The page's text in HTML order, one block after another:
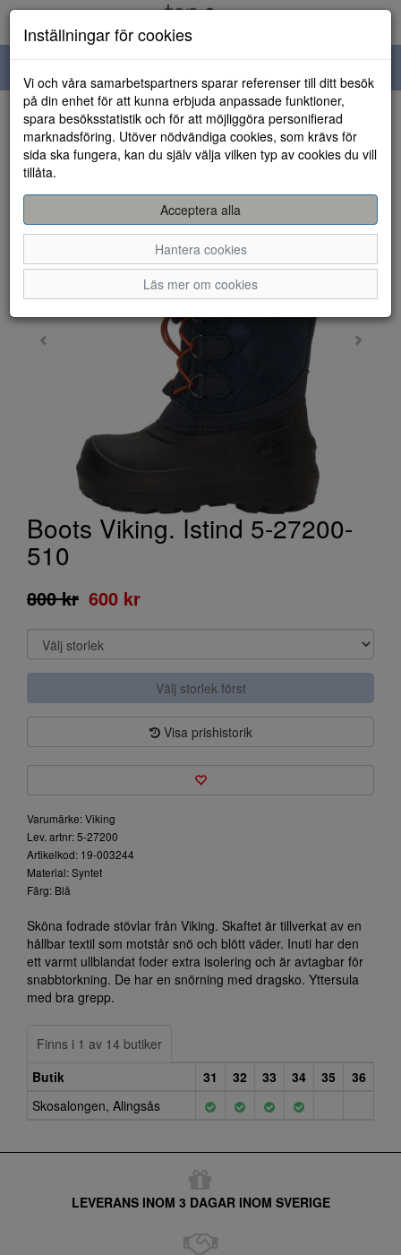
navigation
HEM
Boots Viking. Istind 5-27200-
510
800 kr 600 kr
Välj storlek först
Visa prishistorik
Varumärke: Viking
Lev. artnr: 5-27200
Artikelkod: 19-003244
Material: Syntet
Färg: Blå
Sköna fodrade stövlar från Viking. Skaftet är tillverkat av en
hållbar textil som motstår snö och blött väder. Inuti har den
ett varmt ullblandat foder extra isolering och är avtagbar för
snabbtorkning. De har en snörning med dragsko. Yttersula
med bra grepp.
Finns i 1 av 14 butiker
Butik
31 32 33 34 35
36
Skosalongen, Alingsås
LEVERANS INOM 3 DAGAR INOM SVERIGE
Inställningar för cookies
Vi och våra samarbetspartners sparar referenser till ditt besök
på din enhet för att kunna erbjuda anpassade funktioner,
spara besöksstatistik och för att möjliggöra personifierad
marknadsföring. Utöver nödvändiga cookies, som krävs för
sida ska fungera, kan du själv välja vilken typ av cookies du vill
tillåta.
Acceptera alla
Hantera cookies
Läs mer om cookies